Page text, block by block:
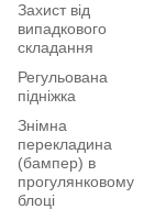
Захист від
випадкового
складання
Регульована
підніжка
Знімна
перекладина
(бампер) в
прогулянковому
блоці